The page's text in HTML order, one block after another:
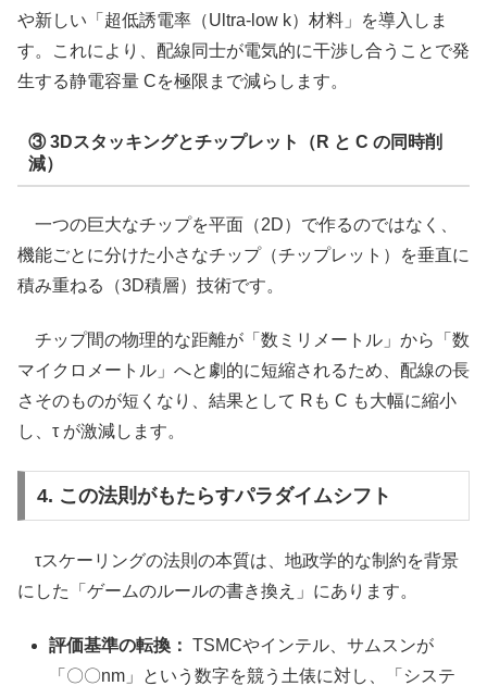
や新しい「超低誘電率（Ultra-low k）材料」を導入しま
す。これにより、配線同士が電気的に干渉し合うことで発
生する静電容量 Cを極限まで減らします。
③ 3Dスタッキングとチップレット（R と C の同時削
減）
一つの巨大なチップを平面（2D）で作るのではなく、
機能ごとに分けた小さなチップ（チップレット）を垂直に
積み重ねる（3D積層）技術です。
チップ間の物理的な距離が「数ミリメートル」から「数
マイクロメートル」へと劇的に短縮されるため、配線の長
さそのものが短くなり、結果として Rも C も大幅に縮小
し、τ が激減します。
4. この法則がもたらすパラダイムシフト
τスケーリングの法則の本質は、地政学的な制約を背景
にした「ゲームのルールの書き換え」にあります。
評価基準の転換： TSMCやインテル、サムスンが
「〇〇nm」という数字を競う土俵に対し、「システ